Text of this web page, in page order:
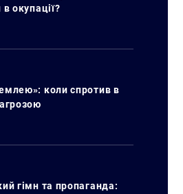
в окупації?
коли спротив в
гімн та пропаганда: